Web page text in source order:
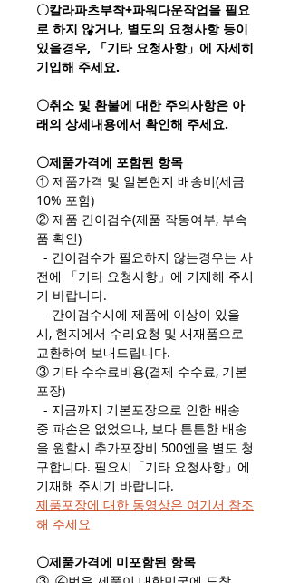
〇칼라파츠부착+파워다운작업을 필요
로 하지 않거나, 별도의 요청사항 등이
있을경우, 「기타 요청사항」에 자세히
기입해 주세요.
〇취소 및 환불에 대한 주의사항은 아
래의 상세내용에서 확인해 주세요.
〇제품가격에 포함된 항목
① 제품가격 및 일본현지 배송비(세금
10% 포함)
② 제품 간이검수(제품 작동여부, 부속
품 확인)
- 간이검수가 필요하지 않는경우는 사
전에 「기타 요청사항」에 기재해 주시
기 바랍니다.
- 간이검수시에 제품에 이상이 있을
시, 현지에서 수리요청 및 새재품으로
교환하여 보내드립니다.
③ 기타 수수료비용(결제 수수료, 기본
포장)
- 지금까지 기본포장으로 인한 배송
중 파손은 없었으나, 보다 튼튼한 배송
을 원할시 추가포장비 500엔을 별도 청
구합니다. 필요시「기타 요청사항」에
기재해 주시기 바랍니다.
제품포장에 대한 동영상은 여기서 참조
해 주세요
〇제품가격에 미포함된 항목